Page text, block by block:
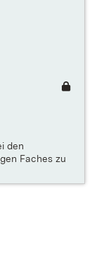
den
Faches zu